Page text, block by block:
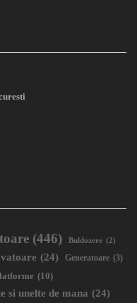
(446) Buldozere (2)
(24) Generatoare (3)
(10)
si unelte de mana (24)